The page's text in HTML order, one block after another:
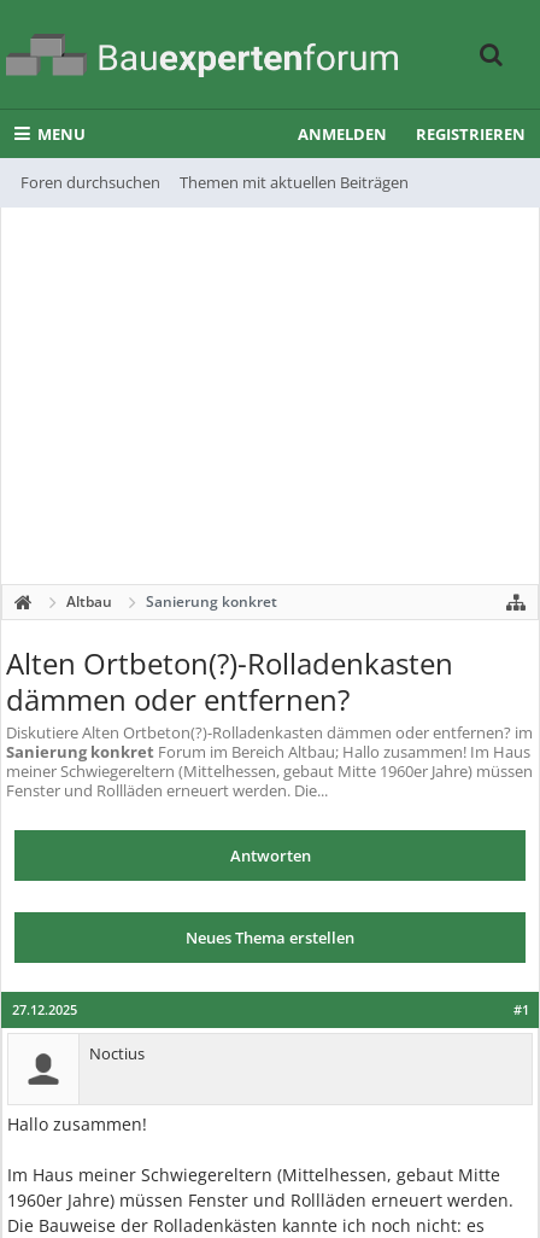
MENU
Foren durchsuchen Themen mit aktuellen Beiträgen
ANMELDEN REGISTRIEREN
Altbau Sanierung konkret
Alten Ortbeton(?)-Rolladenkasten
dämmen oder entfernen?
DiskutiereAlten Ortbeton(?)-Rolladenkasten dämmen oder entfernen? im
Sanierung konkret Forum im Bereich Altbau; Hallo zusammen! Im Haus
meiner Schwiegereltern (Mittelhessen, gebaut Mitte 1960er Jahre) müssen
Fenster und Rollläden erneuert werden. Die...
Antworten
Neues Thema erstellen
#1
27.12.2025
Noctius
Hallo zusammen!
Im Haus meiner Schwiegereltern (Mittelhessen, gebaut Mitte
1960er Jahre) müssen Fenster und Rollläden erneuert werden.
Die Bauweise der Rolladenkästen kannte ich noch nicht: es